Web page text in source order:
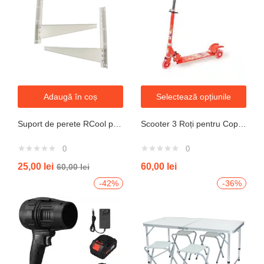
Adaugă în coș
0
25,00 lei 60,00lei
Selectează opțiunile
0
60,00 lei
-42% -36%